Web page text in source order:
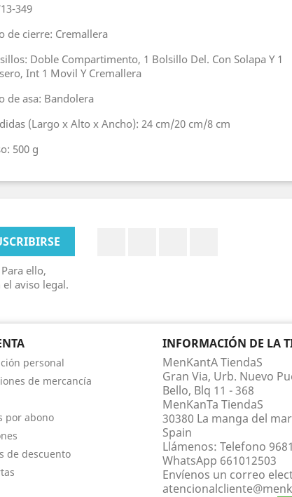
349
de cierre: Cremallera
Doble Compartimento, 1 Bolsillo Del. Con Solapa Y 1
Int 1 Movil Y Cremallera
de asa: Bandolera
(Largo x Alto x Ancho): 24 cm/20 cm/8 cm
500 g
ello,
aviso legal.
personal
de mercancía
por abono
de descuento
INFORMACIÓN DE LA
MenKantA TiendaS
Gran Via, Urb. Nuevo
Bello, Blq 11 - 368
MenKanTa TiendaS
30380 La manga del
Spain
Llámenos: Telefono
WhatsApp 661012503
Envíenos un correo